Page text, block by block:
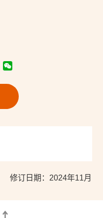
修订日期：2024年11月